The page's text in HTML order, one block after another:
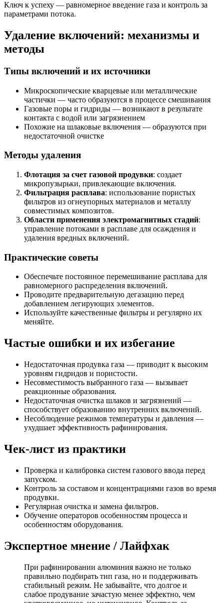
Ключ к успеху — равномерное введение газа и контроль за
параметрами потока.
Удаление включений: механизмы и
методы
Типы включений и их источники
Микроскопические кварцевые или металлические
частички — часто образуются в процессе смешивания
Газовые поры и гидриды — возникают в результате
контакта с водой или загрязнением
Похожие на шлаковые включения — образуются при
недостаточной очистке
Методы удаления
Флотация за счет газовой продувки: создает
микропузырьки, привлекающие включения.
Фильтрация расплава: использование пористых
фильтров из огнеупорных материалов и металлу
совместимых композитов.
Области применения электромагнитных стадий:
управление потоками в расплаве для осаждения и
удаления вредных включений.
Практические советы
Обеспечьте постоянное перемешивание расплава для
равномерного распределения включений.
Проводите предварительную дегазацию перед
добавлением легирующих элементов.
Используйте качественные фильтры и регулярно их
меняйте.
Частые ошибки и их избегание
Недостаточная продувка газа — приводит к высоким
уровням гидридов и пористости.
Несовместимость выбранного газа — вызывает
реакционные образования.
Недостаточная очистка шлаков и загрязнений —
способствует образованию внутренних включений.
Несоблюдение режимов температуры и давления —
ухудшает эффективность рафинирования.
Чек-лист из практики
Проверка и калибровка систем газового ввода перед
запуском.
Контроль за составом и концентрациями газов во время
продувки.
Регулярная очистка и замена фильтров.
Обучение операторов особенностям процесса и
особенностям оборудования.
Экспертное мнение / Лайфхак
При рафинировании алюминия важно не только
правильно подбирать тип газа, но и поддерживать
стабильный режим. Не забывайте, что долгое и
слабое продувание зачастую менее эффектно, чем